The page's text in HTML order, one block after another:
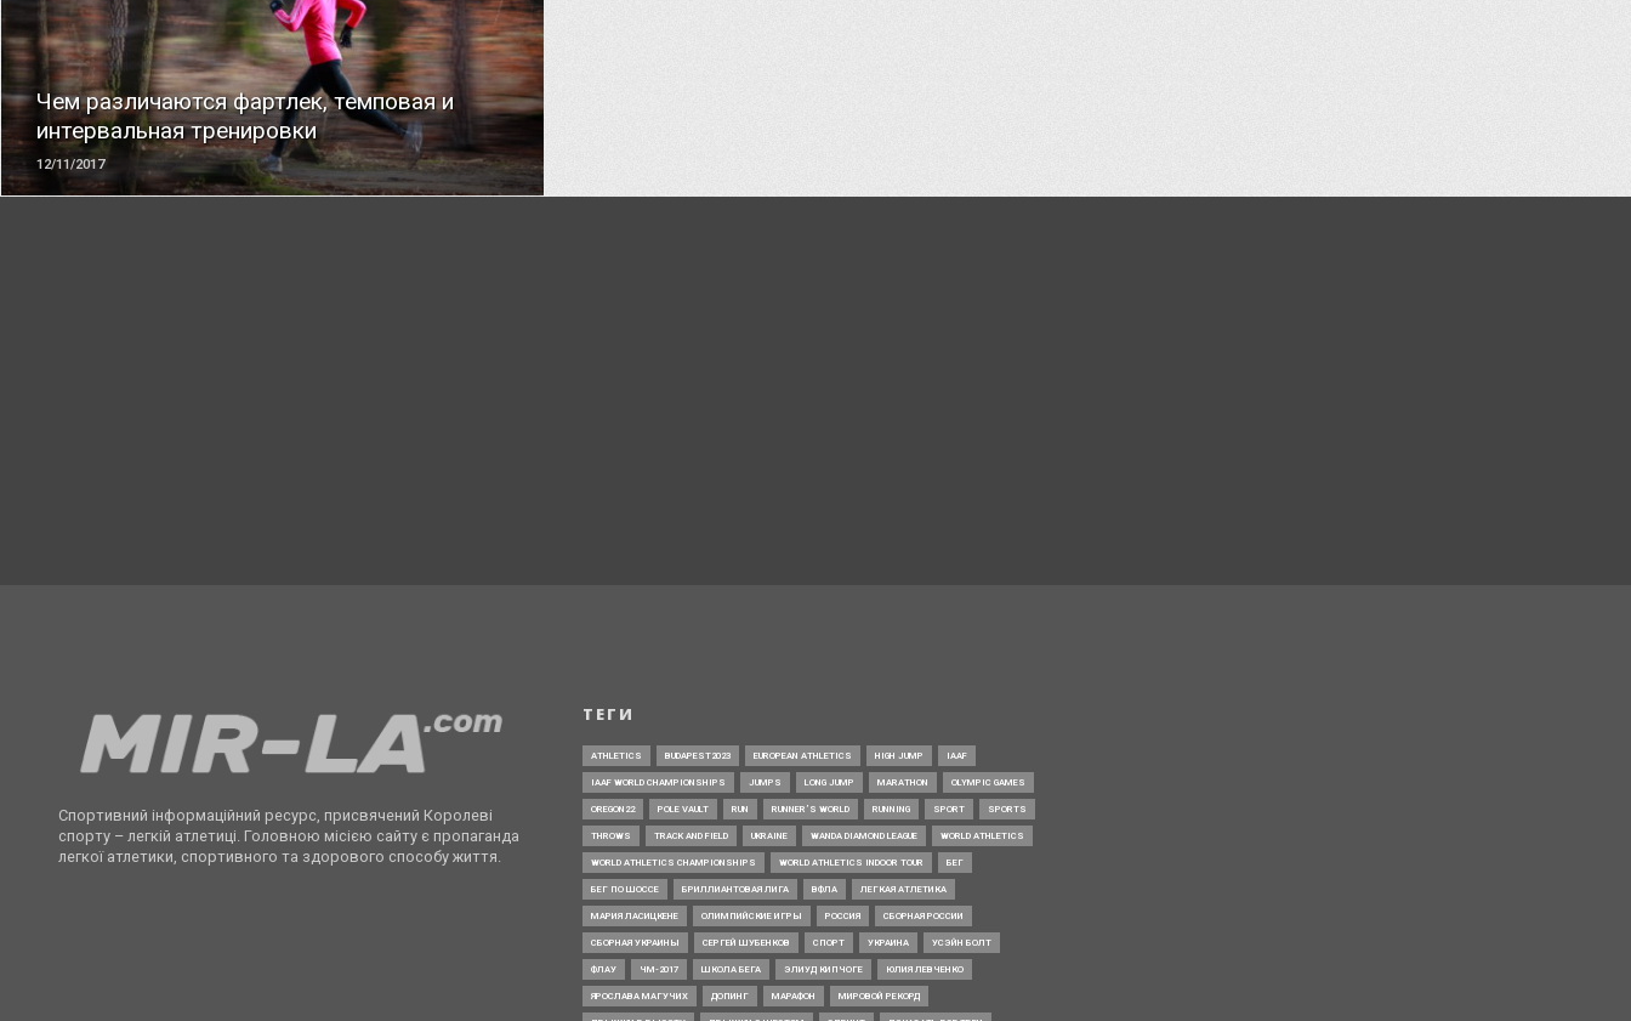
Чем различаются фартлек, темповая и
интервальная тренировки
12/11/2017
ЧИТАТЬ
Спортивний інформаційний ресурс, присвячений Королеві
спорту – легкій атлетиці. Головною місією сайту є пропаганда
легкої атлетики, спортивного та здорового способу життя.
ТЕГИ
ATHLETICS BUDAPEST2023 EUROPEAN ATHLETICS HIGH JUMP IAAF
IAAF WORLD CHAMPIONSHIPS JUMPS LONG JUMP MARATHON OLYMPIC GAMES
OREGON22 POLE VAULT RUN RUNNER’S WORLD RUNNING SPORT SPORTS
THROWS TRACK AND FIELD UKRAINE WANDA DIAMOND LEAGUE WORLD ATHLETICS
WORLD ATHLETICS CHAMPIONSHIPS WORLD ATHLETICS INDOOR TOUR БЕГ
БЕГ ПО ШОССЕ БРИЛЛИАНТОВАЯ ЛИГА ВФЛА ЛЕГКАЯ АТЛЕТИКА
МАРИЯ ЛАСИЦКЕНЕ ОЛИМПИЙСКИЕ ИГРЫ РОССИЯ СБОРНАЯ РОССИИ
СБОРНАЯ УКРАИНЫ СЕРГЕЙ ШУБЕНКОВ СПОРТ УКРАИНА УСЭЙН БОЛТ
ФЛАУ ЧМ-2017 ШКОЛА БЕГА ЭЛИУД КИПЧОГЕ ЮЛИЯ ЛЕВЧЕНКО
ЯРОСЛАВА МАГУЧИХ ДОПИНГ МАРАФОН МИРОВОЙ РЕКОРД